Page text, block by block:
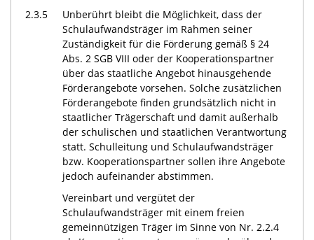
2.3.5
Unberührt bleibt die Möglichkeit, dass der
Schulaufwandsträger im Rahmen seiner
Zuständigkeit für die Förderung gemäß § 24
Abs. 2 SGB VIII oder der Kooperationspartner
über das staatliche Angebot hinausgehende
Förderangebote vorsehen. Solche zusätzlichen
Förderangebote finden grundsätzlich nicht in
staatlicher Trägerschaft und damit außerhalb
der schulischen und staatlichen Verantwortung
statt. Schulleitung und Schulaufwandsträger
bzw. Kooperationspartner sollen ihre Angebote
jedoch aufeinander abstimmen.
Vereinbart und vergütet der
Schulaufwandsträger mit einem freien
gemeinnützigen Träger im Sinne von Nr. 2.2.4